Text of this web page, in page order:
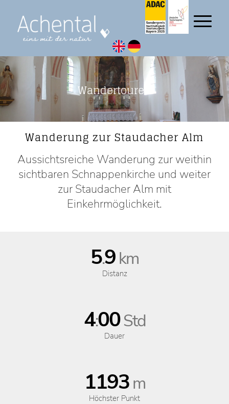
Wandertouren
Wanderung zur Staudacher Alm
Aussichtsreiche Wanderung zur weithin
sichtbaren Schnappenkirche und weiter
zur Staudacher Alm mit
Einkehrmöglichkeit.
5.9km
Distanz
4:00Std
Dauer
1193m
Höchster Punkt